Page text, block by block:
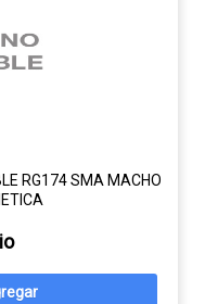
RG174 SMA MACHO